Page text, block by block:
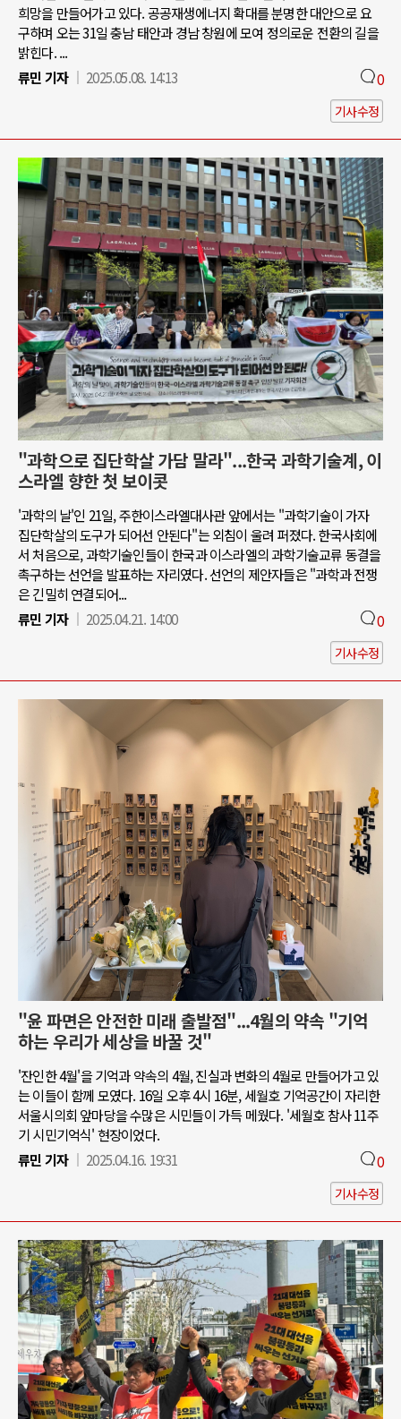
희망을 만들어가고 있다. 공공재생에너지 확대를 분명한 대안으로 요
구하며 오는 31일 충남 태안과 경남 창원에 모여 정의로운 전환의 길을
밝힌다. ...
류민 기자
2025.05.08. 14:13 0
기사수정
"과학으로 집단학살 가담 말라"...한국 과학기술계, 이
스라엘 향한 첫 보이콧
'과학의 날'인 21일, 주한이스라엘대사관 앞에서는 "과학기술이 가자
집단학살의 도구가 되어선 안된다"는 외침이 울려 퍼졌다. 한국사회에
서 처음으로, 과학기술인들이 한국과 이스라엘의 과학기술교류 동결을
촉구하는 선언을 발표하는 자리였다. 선언의 제안자들은 "과학과 전쟁
은 긴밀히 연결되어...
류민 기자
2025.04.21. 14:00 0
기사수정
"윤 파면은 안전한 미래 출발점"...4월의 약속 "기억
하는 우리가 세상을 바꿀 것"
'잔인한 4월'을 기억과 약속의 4월, 진실과 변화의 4월로 만들어가고 있
는 이들이 함께 모였다. 16일 오후 4시 16분, 세월호 기억공간이 자리한
서울시의회 앞마당을 수많은 시민들이 가득 메웠다. '세월호 참사 11주
기 시민기억식' 현장이었다.
류민 기자
2025.04.16. 19:31 0
기사수정